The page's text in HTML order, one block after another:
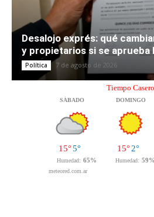
Desalojo exprés: qué
y propietarios si se aprueba
Política 7 de agosto de 2026